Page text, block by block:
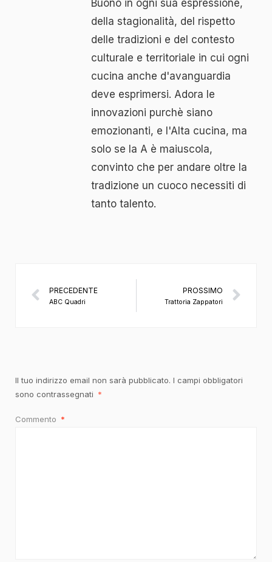
Buono in ogni sua espressione,
della stagionalità, del rispetto
delle tradizioni e del contesto
culturale e territoriale in cui ogni
cucina anche d'avanguardia
deve esprimersi. Adora le
innovazioni purchè siano
emozionanti, e l'Alta cucina, ma
solo se la A è maiuscola,
convinto che per andare oltre la
tradizione un cuoco necessiti di
tanto talento.
PRECEDENTE
ABC Quadri
PROSSIMO
Trattoria Zappatori
Il tuo indirizzo email non sarà pubblicato. I campi obbligatori
sono contrassegnati *
Commento *